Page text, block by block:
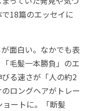
18篇のエッセイに
面白い。なかでも表
毛髪一本勝負」のエ
る速さが「人の約2
ロングヘアがトレー
ートに。「断髪